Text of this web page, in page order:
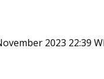
2023 22:39